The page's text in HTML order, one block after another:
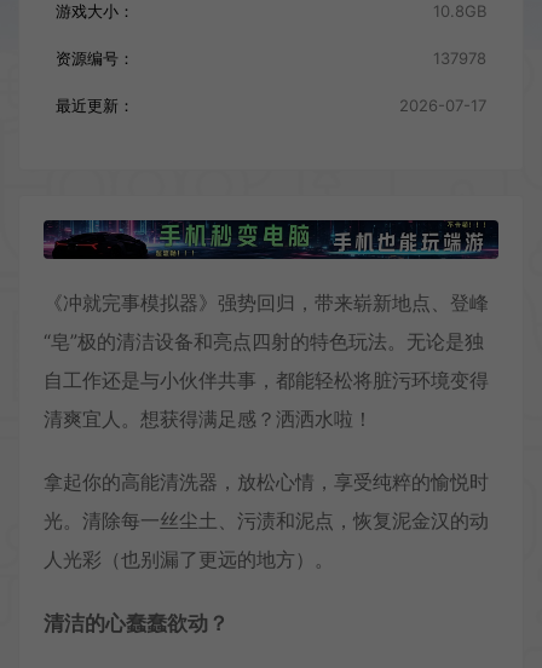
游戏大小： 10.8GB
资源编号： 137978
最近更新： 2026-07-17
《冲就完事模拟器》强势回归，带来崭新地点、登峰
“皂”极的清洁设备和亮点四射的特色玩法。无论是独
自工作还是与小伙伴共事，都能轻松将脏污环境变得
清爽宜人。想获得满足感？洒洒水啦！
拿起你的高能清洗器，放松心情，享受纯粹的愉悦时
光。清除每一丝尘土、污渍和泥点，恢复泥金汉的动
人光彩（也别漏了更远的地方）。
清洁的心蠢蠢欲动？